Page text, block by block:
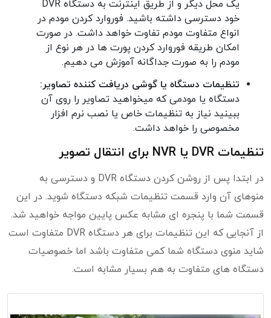
یک محل دیگر و از طریق اینترنت به دستگاه DVR
خود دسترسی داشته باشید. فوروارد کردن مودم در
انواع متفاوت مودم تفاوت خواهد داشت. در صورت
امکان طریقه فوروارد کردن پورت ها در هر نوع از
مودم را به صورت جداگانه آموزش می دهیم.
تنظیمات دستگاه یا گوشی دریافت کننده تصاویر:
دستگاه یا مودمی که میخواهید تصاویر را روی آن
ببینید نیاز به تنظیمات خاص یا نصب نرم افزار
مخصوصی را خواهد داشت.
تنظیمات DVR یا NVR برای انتقال تصویر
در ابتدا پس از روشن کردن دستگاه DVR و دسترسی به
منوهای آن وارد قسمت تنظیمات شبکه دستگاه شوید. در این
قسمت شما با پنجره ای مشابه عکس پایین مواجه خواهید شد.
از آنجایی که این تنظیمات برای هر دستگاه DVR متفاوت است
شاید منوی دستگاه شما کمی متفاوت باشد اما خصوصیات
دستگاه های متفاوت به هم بسیار مشابه است.